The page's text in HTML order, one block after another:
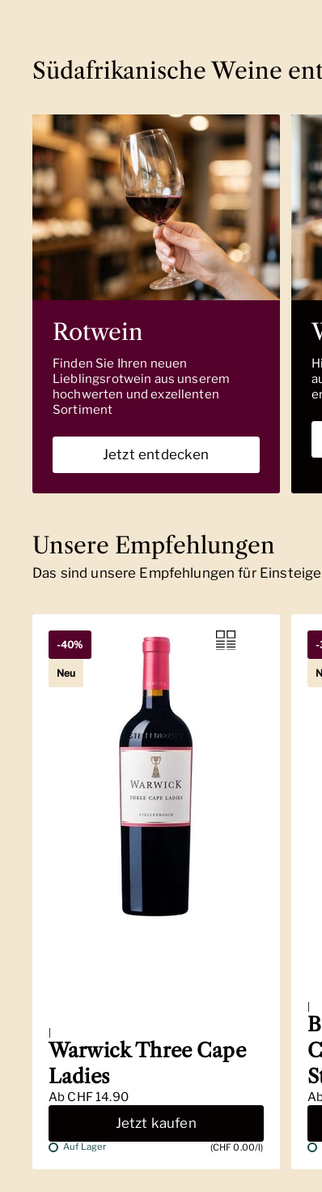
Südafrikanische Weine
Rotwein
Finden Sie Ihren neuen
Lieblingsrotwein aus unserem
hochwerten und exzellenten
Sortiment
Jetzt entdecken
Unsere Empfehlungen
Das sind unsere Empfehlungen für
|
Warwick Three Cape
Ladies
Ab CHF 14.90
Jetzt kaufen
Auf Lager (CHF 0.00/l)
-40%
Neu
|
-